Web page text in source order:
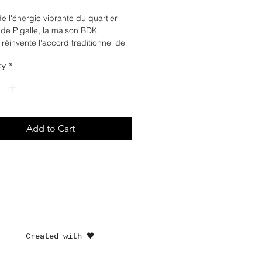
l'énergie vibrante du quartier
Pigalle, la maison BDK
l'accord traditionnel de
une expérience olfactive
Il
sophistication, sensualité
TÊTE : cerise, amande,
baies roses
*
Add to Cart
Created with 🖤